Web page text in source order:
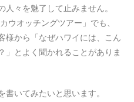
々を魅了して止みません。
ウオッチングツアー」でも、
様から「なぜハワイには、こん
」とよく聞かれることがありま
いてみたいと思います。